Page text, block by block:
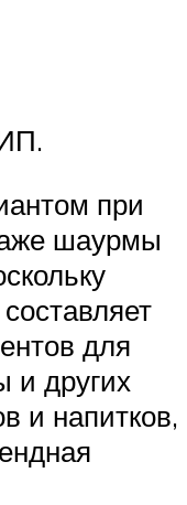
при
шаурмы
для
и других
и напитков,